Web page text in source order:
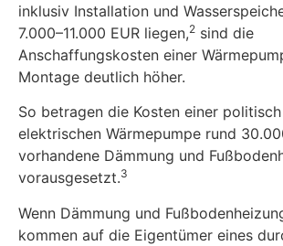
inklusiv Installation und
7.000–11.000 EUR liegen,2 sind die
Anschaffungskosten einer
Montage deutlich höher.
So betragen die Kosten einer
elektrischen Wärmepumpe rund
vorhandene Dämmung und
vorausgesetzt.3
Wenn Dämmung und
kommen auf die Eigentümer eines